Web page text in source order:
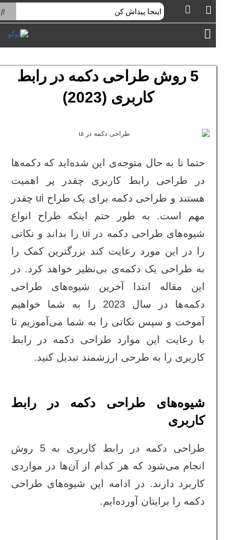
فهرست
5 روش طراحی دکمه در رابط
کاربری (2023)
حتما تا به حال متوجه‌ی این شده‌اید که دکمه‌ها
در طراحی رابط کاربری چقدر پر اهمیت
هستند و طراحی دکمه برای یک طراح ui چقدر
مهم است. به طور حتم اینکه طراح انواع
شیوه‌های طراحی دکمه‌ در ui را بداند و نکاتی
را در این مورد رعایت کند بزرگترین کمک را
به طراحی یک دکمه‌ی بی‌نظیر خواهد کرد. در
این مقاله ابتدا آخرین شیوه‌های طراحی
دکمه‌ها در سال 2023 را به شما خواهیم
آموخت و سپس نکاتی را به شما می‌آموزیم تا
با رعایت این موارد طراحی دکمه در رابط
کاربری را به طرحی ارزشمند تبدیل کنید.
شیوه‌های طراحی دکمه در رابط
کاربری
طراحی دکمه در رابط کاربری به 5 روش
انجام می‌شود که هر کدام از آن‌ها در مواردی
کاربرد دارند. در ادامه این شیوه‌های طراحی
دکمه را برایتان آورده‌ایم.